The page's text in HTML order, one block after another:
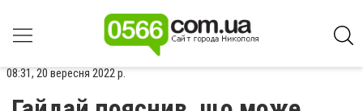
08:31, 20 вересня 2022 р.